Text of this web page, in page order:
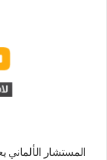
المستشار الألماني